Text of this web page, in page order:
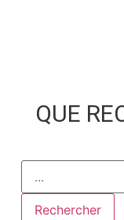
QUE
Rechercher